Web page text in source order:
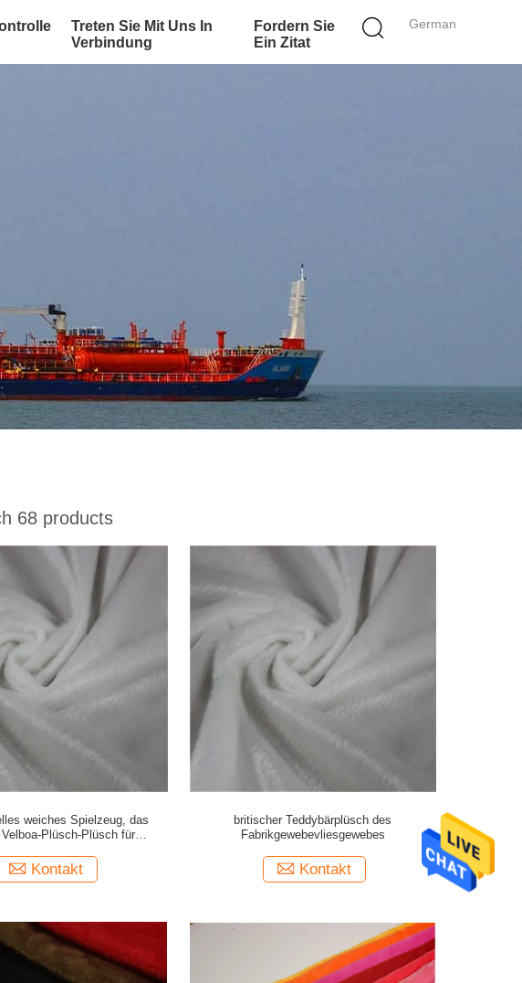
German
Treten Sie Mit Uns In
Verbindung
Fordern Sie
Ein Zitat
68 products
weiches Spielzeug, das
Plüsch-Plüsch für
Kontakt
britischer Teddybärplüsch des
Fabrikgewebevliesgewebes
Kontakt